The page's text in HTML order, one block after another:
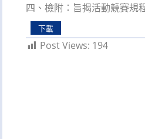
四、檢附：旨揭活動競賽規
下載
Post Views: 194